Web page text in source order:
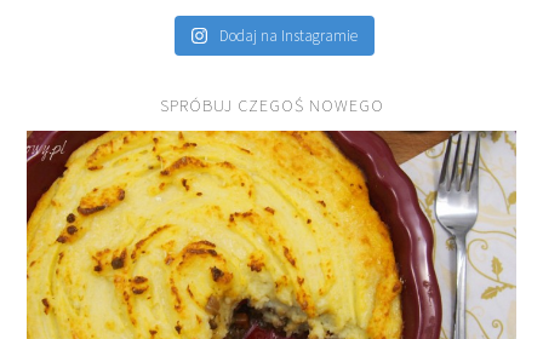
Dodaj na Instagramie
SPRÓBUJ CZEGOŚ NOWEGO